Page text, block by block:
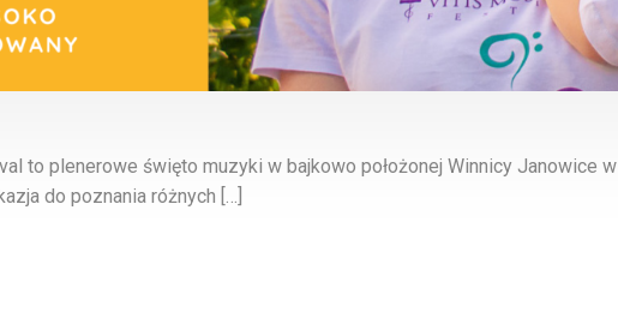
to plenerowe święto muzyki w bajkowo położonej Winnicy Janowice w
do poznania różnych […]